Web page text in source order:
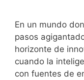
En un mundo
pasos
horizonte de
cuando la
con fuentes de